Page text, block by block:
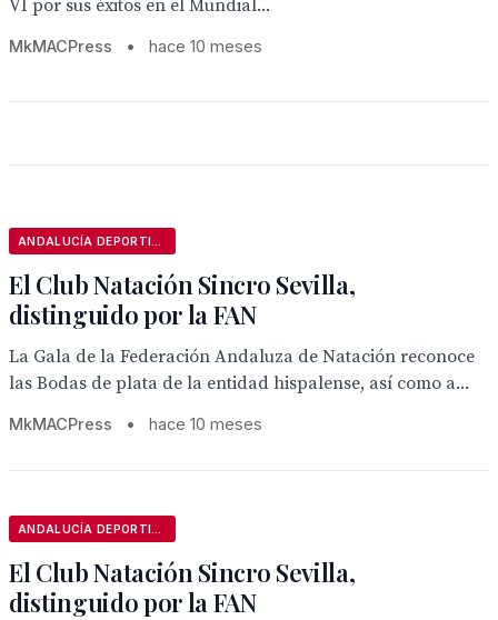
VI por sus éxitos en el Mundial...
MkMACPress • hace 10 meses
El Club Natación Sincro Sevilla,
distinguido por la FAN
La Gala de la Federación Andaluza de Natación reconoce
las Bodas de plata de la entidad hispalense, así como a...
MkMACPress • hace 10 meses
El Club Natación Sincro Sevilla,
distinguido por la FAN